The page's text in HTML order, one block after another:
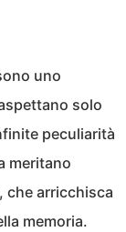
uno
solo
peculiarità
meritano
che arricchisca
memoria.